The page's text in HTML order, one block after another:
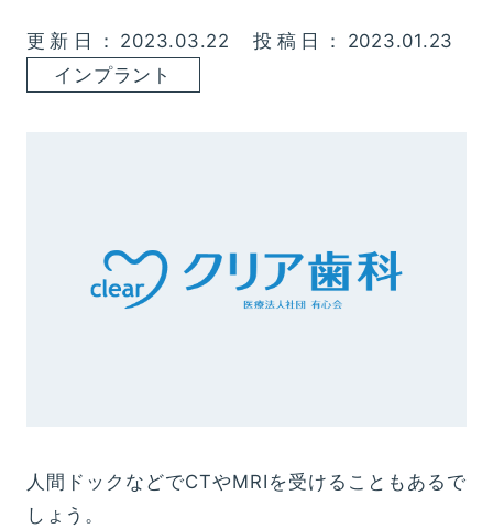
更新日：2023.03.22
投稿日：2023.01.23
インプラント
人間ドックなどでCTやMRIを受けることもあるで
しょう。